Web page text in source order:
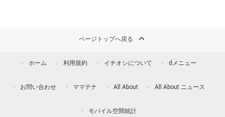
ページトップへ戻る
ホーム 利用規約 イチオシについて dメニュー
お問い合わせ ママテナ All About All About ニュース
モバイル空間統計